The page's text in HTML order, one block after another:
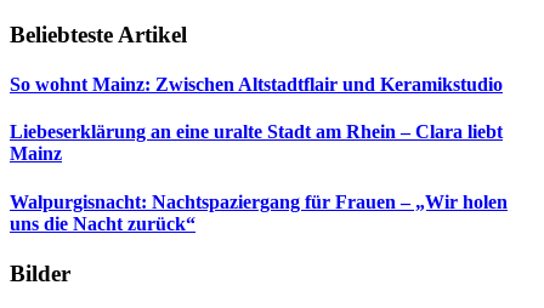
Beliebteste Artikel
So wohnt Mainz: Zwischen Altstadtflair und Keramikstudio
Liebeserklärung an eine uralte Stadt am Rhein – Clara liebt
Mainz
Walpurgisnacht: Nachtspaziergang für Frauen – „Wir holen
uns die Nacht zurück“
Bilder